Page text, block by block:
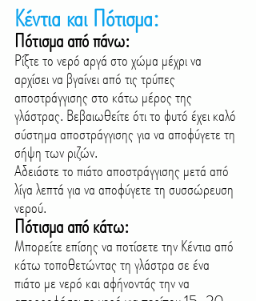
Κέντια και Πότισμα:
Πότισμα από πάνω:
Ρίξτε το νερό αργά στο χώμα μέχρι να
αρχίσει να βγαίνει από τις τρύπες
αποστράγγισης στο κάτω μέρος της
γλάστρας. Βεβαιωθείτε ότι το φυτό έχει καλό
σύστημα αποστράγγισης για να αποφύγετε τη
σήψη των ριζών.
Αδειάστε το πιάτο αποστράγγισης μετά από
λίγα λεπτά για να αποφύγετε τη συσσώρευση
νερού.
Πότισμα από κάτω:
Μπορείτε επίσης να ποτίσετε την Κέντια από
κάτω τοποθετώντας τη γλάστρα σε ένα
πιάτο με νερό και αφήνοντάς την να